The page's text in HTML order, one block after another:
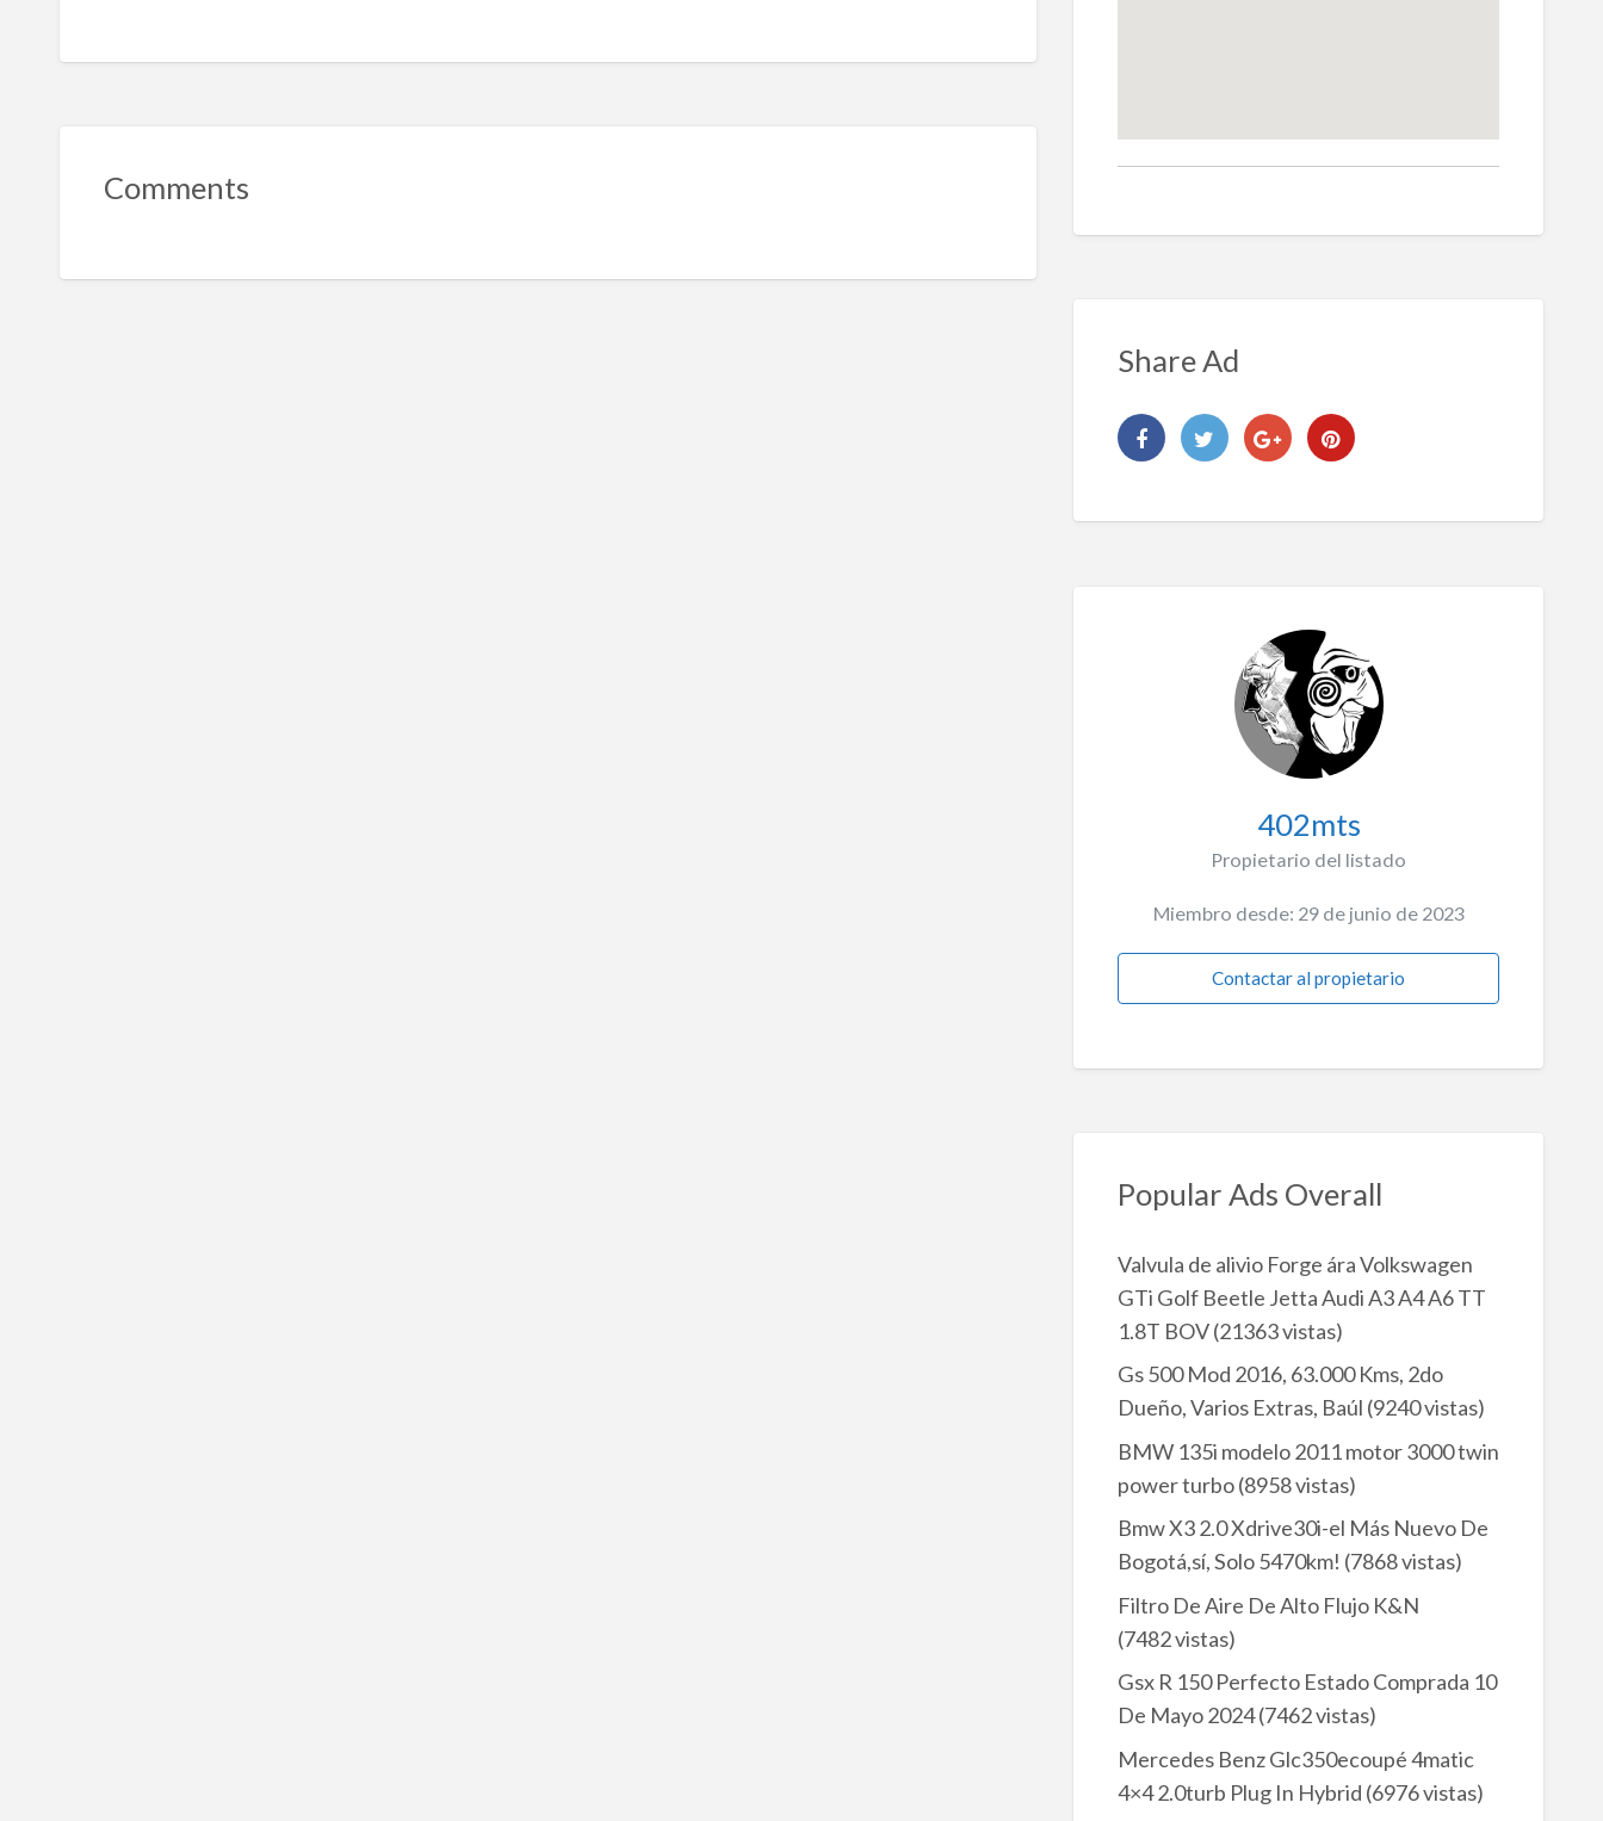
Comments
Share Ad
402mts
Propietario del listado
Miembro desde: 29 de junio de 2023
Contactar al propietario
Popular Ads Overall
Valvula de alivio Forge ára Volkswagen
GTi Golf Beetle Jetta Audi A3 A4 A6 TT
1.8T BOV(21363 vistas)
Gs 500 Mod 2016, 63.000 Kms, 2do
Dueño, Varios Extras, Baúl (9240 vistas)
BMW 135i modelo 2011 motor 3000 twin
power turbo(8958 vistas)
Bmw X3 2.0 Xdrive30i-el Más Nuevo De
Bogotá,sí, Solo 5470km! (7868 vistas)
Filtro De Aire De Alto Flujo K&N
(7482 vistas)
Gsx R 150 Perfecto Estado Comprada 10
De Mayo 2024(7462 vistas)
Mercedes Benz Glc350ecoupé 4matic
4×4 2.0turb Plug In Hybrid (6976 vistas)